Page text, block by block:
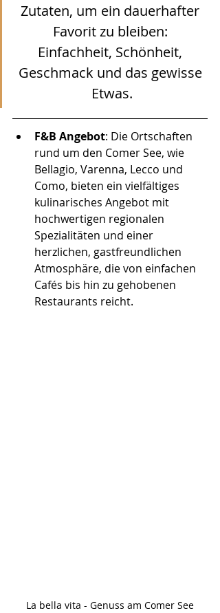
Zutaten, um ein dauerhafter
Favorit zu bleiben:
Einfachheit, Schönheit,
Geschmack und das gewisse
Etwas.
F&B Angebot: Die Ortschaften
rund um den Comer See, wie
Bellagio, Varenna, Lecco und
Como, bieten ein vielfältiges
kulinarisches Angebot mit
hochwertigen regionalen
Spezialitäten und einer
herzlichen, gastfreundlichen
Atmosphäre, die von einfachen
Cafés bis hin zu gehobenen
Restaurants reicht.
La bella vita - Genuss am Comer See